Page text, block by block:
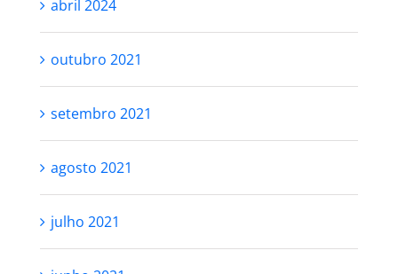
abril 2024
outubro 2021
setembro 2021
agosto 2021